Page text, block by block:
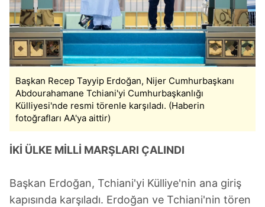
Başkan Recep Tayyip Erdoğan, Nijer Cumhurbaşkanı
Abdourahamane Tchiani'yi Cumhurbaşkanlığı
Külliyesi'nde resmi törenle karşıladı. (Haberin
fotoğrafları AA'ya aittir)
İKİ ÜLKE MİLLİ MARŞLARI ÇALINDI
Başkan Erdoğan, Tchiani'yi Külliye'nin ana giriş
kapısında karşıladı. Erdoğan ve Tchiani'nin tören